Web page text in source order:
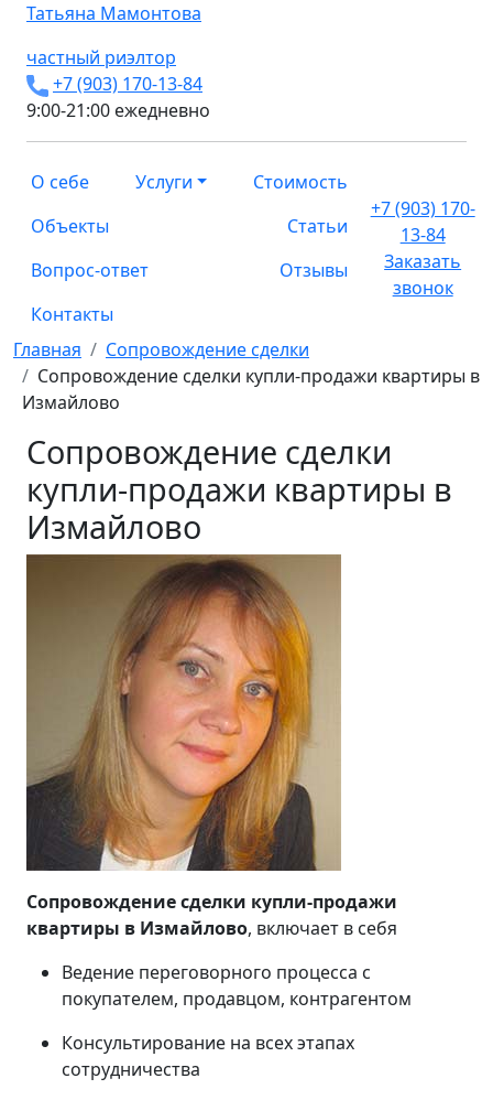
Татьяна Мамонтова
частный риэлтор
+7 (903) 170-13-84
9:00-21:00 ежедневно
О себе Услуги
Стоимость
Объекты
Статьи
Вопрос-ответ
Отзывы
Контакты
+7 (903) 170-
13-84
Заказать
звонок
Главная
Сопровождение сделки
Сопровождение сделки купли-продажи квартиры в
Измайлово
Сопровождение сделки
купли-продажи квартиры в
Измайлово
Сопровождение сделки купли-продажи
квартиры в Измайлово, включает в себя
Ведение переговорного процесса с
покупателем, продавцом, контрагентом
Консультирование на всех этапах
сотрудничества